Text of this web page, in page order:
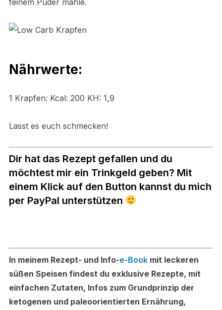
feinem Puder mahle.
Nährwerte:
1 Krapfen: Kcal: 200 KH: 1,9
Lasst es euch schmecken!
Dir hat das Rezept gefallen und du
möchtest mir ein Trinkgeld geben? Mit
einem Klick auf den Button kannst du mich
per PayPal unterstützen
In meinem Rezept- und Info-e-Bookmit leckeren
süßen Speisen findest du exklusive Rezepte, mit
einfachen Zutaten, Infos zum Grundprinzip der
ketogenen und paleoorientierten Ernährung,